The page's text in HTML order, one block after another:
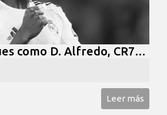
como D. Alfredo, CR7…
Leer más